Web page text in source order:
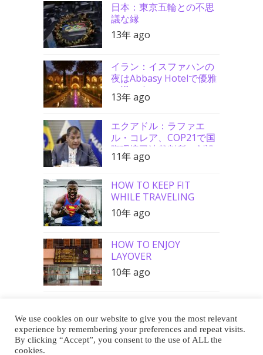
日本：東京五輪との不思
議な縁
13年 ago
イラン：イスファハンの
夜はAbbasy Hotelで優雅
に過ごす
13年 ago
エクアドル：ラファエ
ル・コレア、COP21で国
際環境司法裁判所の創設
を要請
11年 ago
HOW TO KEEP FIT
WHILE TRAVELING
10年 ago
HOW TO ENJOY
LAYOVER
10年 ago
Buy Me a Coffee
We use cookies on our website to give you the most relevant
experience by remembering your preferences and repeat visits.
By clicking “Accept”, you consent to the use of ALL the
cookies.